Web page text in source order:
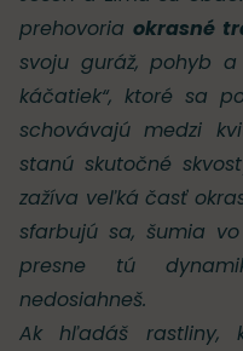
prehovoria okrasné
svoju guráž, pohyb a
káčatiek“, ktoré sa
schovávajú medzi
stanú skutočné
zažíva veľká časť
sfarbujú sa, šumia
presne tú
nedosiahneš.
Ak hľadáš rastliny,